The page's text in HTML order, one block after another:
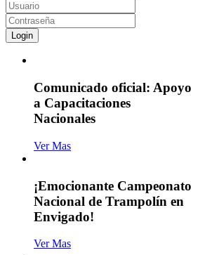
Login
Comunicado oficial: Apoyo
a Capacitaciones
Nacionales
Ver Mas
¡Emocionante Campeonato
Nacional de Trampolín en
Envigado!
Ver Mas